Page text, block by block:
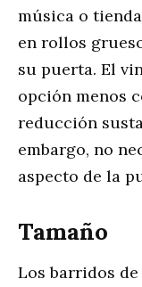
música o
en rollos
su puerta. El
opción menos
reducción
embargo, no
aspecto de la
Tamaño
Los barridos